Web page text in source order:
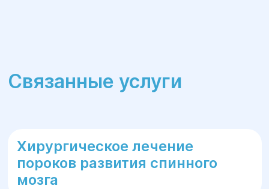
Связанные услуги
Хирургическое лечение
пороков развития спинного
мозга